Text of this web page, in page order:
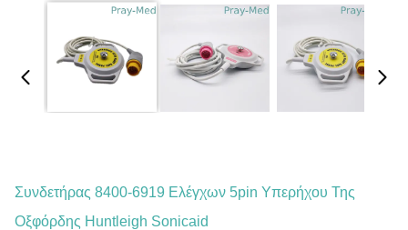
Συνδετήρας 8400-6919 Ελέγχων 5pin Υπερήχου Της
Οξφόρδης Huntleigh Sonicaid